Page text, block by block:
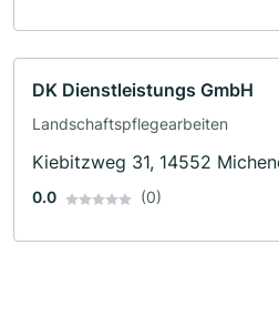
DK Dienstleistungs GmbH
Landschaftspflegearbeiten
Kiebitzweg 31, 14552
0.0 (0)